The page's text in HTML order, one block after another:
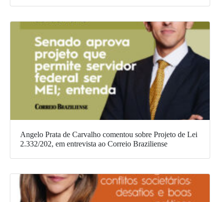
Angelo Prata de Carvalho comentou sobre Projeto de Lei
2.332/202, em entrevista ao Correio Braziliense